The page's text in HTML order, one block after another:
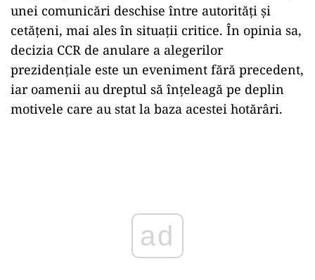
unei comunicări deschise între autorități și
cetățeni, mai ales în situații critice. În opinia sa,
decizia CCR de anulare a alegerilor
prezidențiale este un eveniment fără precedent,
iar oamenii au dreptul să înțeleagă pe deplin
motivele care au stat la baza acestei hotărâri.